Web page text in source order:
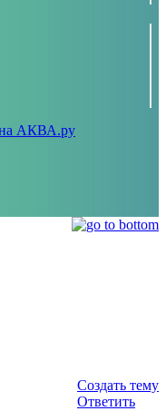
Создать тему
Ответить